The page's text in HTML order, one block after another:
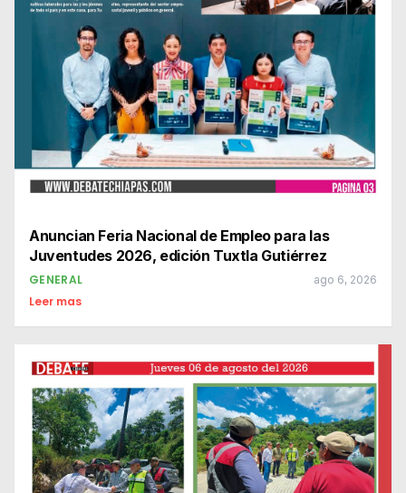
Anuncian Feria Nacional de Empleo para las
Juventudes 2026, edición Tuxtla Gutiérrez
GENERAL ago 6, 2026
Leer mas